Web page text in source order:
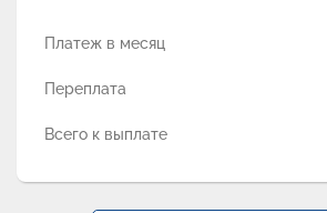
Платеж в месяц
Переплата
Всего к выплате